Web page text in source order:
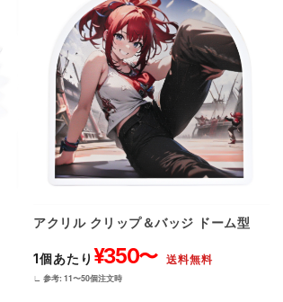
アクリル クリップ＆バッジ ドーム型
1個あたり ¥350〜 送料無料
∟ 参考: 11〜50個注文時